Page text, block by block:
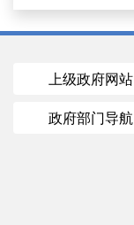
上级政府网站
政府部门导航